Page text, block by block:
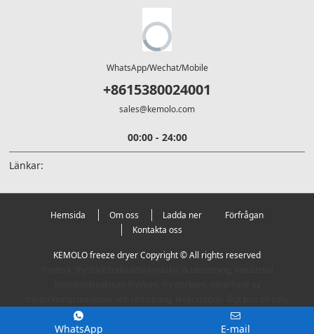
WhatsApp/Wechat/Mobile
+8615380024001
sales@kemolo.com
00:00 - 24:00
Länkar:
Hemsida Om oss Ladda ner
Förfrågan
Kontakta oss
KEMOLO freeze dryer Copyright © All rights reserved
WhatsApp E-mail